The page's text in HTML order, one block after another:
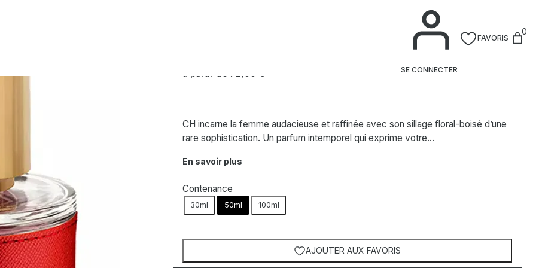
SE CONNECTER
FAVORIS
0
à partir de 72,00 €
CH incarne la femme audacieuse et raffinée avec son sillage floral-boisé d’une
rare sophistication. Un parfum intemporel qui exprime votre…
En savoir plus
Contenance
30ml 50ml 100ml
AJOUTER AUX FAVORIS